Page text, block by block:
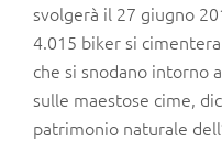
svolgerà il 27 giugno
4.015 biker si
che si snodano intorno
sulle maestose cime,
patrimonio naturale